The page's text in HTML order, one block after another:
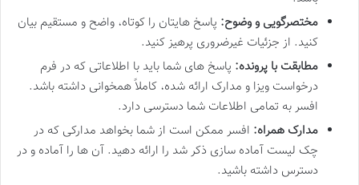
مختصرگویی و وضوح: پاسخ هایتان را کوتاه، واضح و مستقیم بیان
کنید. از جزئیات غیرضروری پرهیز کنید.
مطابقت با پرونده: پاسخ های شما باید با اطلاعاتی که در فرم
درخواست ویزا و مدارک ارائه شده، کاملاً همخوانی داشته باشد.
افسر به تمامی اطلاعات شما دسترسی دارد.
مدارک همراه: افسر ممکن است از شما بخواهد مدارکی که در
چک لیست آماده سازی ذکر شد را ارائه دهید. آن ها را آماده و در
دسترس داشته باشید.